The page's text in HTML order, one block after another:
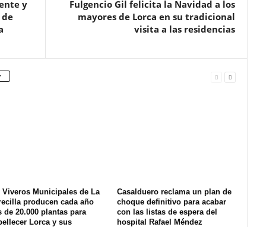
y
Fulgencio Gil felicita la Navidad a los
mayores de Lorca en su tradicional
visita a las residencias
Viveros Municipales de La
producen cada año
de 20.000 plantas para
Lorca y sus
Casalduero reclama un plan de
choque definitivo para acabar
con las listas de espera del
hospital Rafael Méndez